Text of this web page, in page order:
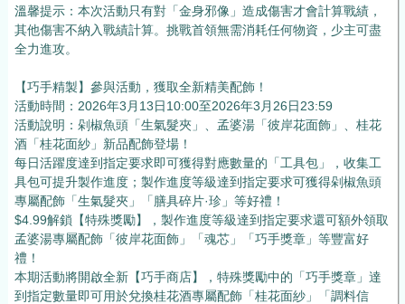
溫馨提示：本次活動只有對「金身邪像」造成傷害才會計算戰績，
其他傷害不納入戰績計算。挑戰首領無需消耗任何物資，少主可盡
全力進攻。
【巧手精製】參與活動，獲取全新精美配飾！
活動時間：2026年3月13日10:00至2026年3月26日23:59
活動說明：剁椒魚頭「生氣髮夾」、孟婆湯「彼岸花面飾」、桂花
酒「桂花面紗」新品配飾登場！
每日活躍度達到指定要求即可獲得對應數量的「工具包」，收集工
具包可提升製作進度；製作進度等級達到指定要求可獲得剁椒魚頭
專屬配飾「生氣髮夾」「膳具碎片·珍」等好禮！
$4.99解鎖【特殊獎勵】，製作進度等級達到指定要求還可額外領取
孟婆湯專屬配飾「彼岸花面飾」「魂芯」「巧手獎章」等豐富好
禮！
本期活動將開啟全新【巧手商店】，特殊獎勵中的「巧手獎章」達
到指定數量即可用於兌換桂花酒專屬配飾「桂花面紗」「調料信